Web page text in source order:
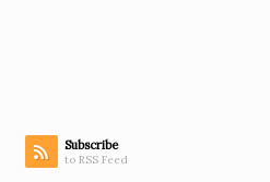
Subscribe
to RSS Feed